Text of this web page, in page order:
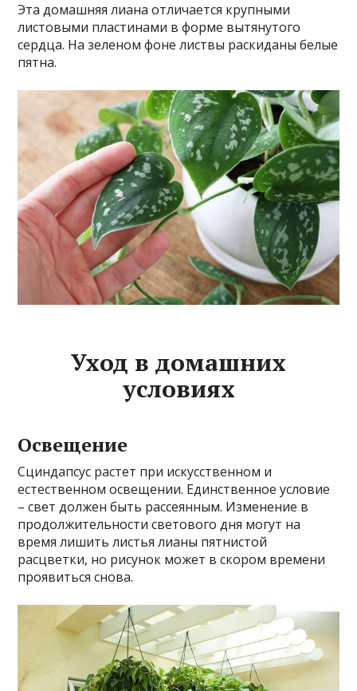
Эта домашняя лиана отличается крупными
листовыми пластинами в форме вытянутого
сердца. На зеленом фоне листвы раскиданы белые
пятна.
Уход в домашних
условиях
Освещение
Сциндапсус растет при искусственном и
естественном освещении. Единственное условие
– свет должен быть рассеянным. Изменение в
продолжительности светового дня могут на
время лишить листья лианы пятнистой
расцветки, но рисунок может в скором времени
проявиться снова.